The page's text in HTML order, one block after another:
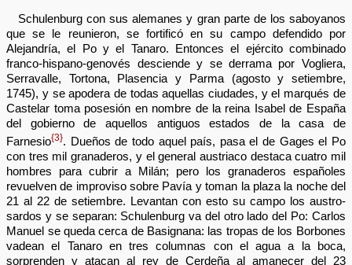
Schulenburg con sus alemanes y gran parte de los saboyanos
que se le reunieron, se fortificó en su campo defendido por
Alejandría, el Po y el Tanaro. Entonces el ejército combinado
franco-hispano-genovés desciende y se derrama por Vogliera,
Serravalle, Tortona, Plasencia y Parma (agosto y setiembre,
1745), y se apodera de todas aquellas ciudades, y el marqués de
Castelar toma posesión en nombre de la reina Isabel de España
del gobierno de aquellos antiguos estados de la casa de
Farnesio{3}. Dueños de todo aquel país, pasa el de Gages el Po
con tres mil granaderos, y el general austriaco destaca cuatro mil
hombres para cubrir a Milán; pero los granaderos españoles
revuelven de improviso sobre Pavía y toman la plaza la noche del
21 al 22 de setiembre. Levantan con esto su campo los austro-
sardos y se separan: Schulenburg va del otro lado del Po: Carlos
Manuel se queda cerca de Basignana: las tropas de los Borbones
vadean el Tanaro en tres columnas con el agua a la boca,
sorprenden y atacan al rey de Cerdeña al amanecer del 23